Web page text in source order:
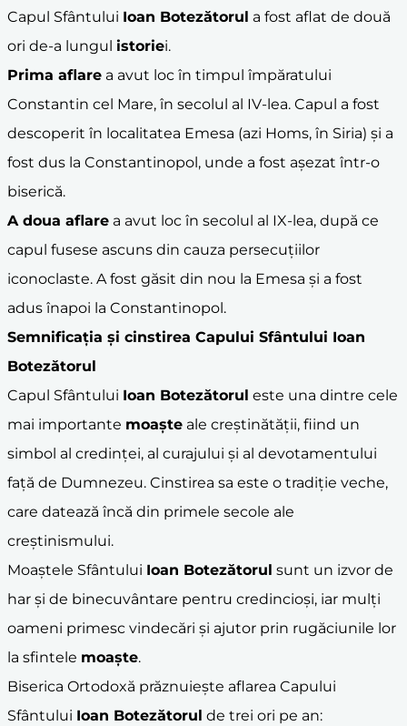
Capul Sfântului Ioan Botezătorul a fost aflat de două
ori de-a lungul istoriei.
Prima aflare a avut loc în timpul împăratului
Constantin cel Mare, în secolul al IV-lea. Capul a fost
descoperit în localitatea Emesa (azi Homs, în Siria) și a
fost dus la Constantinopol, unde a fost așezat într-o
biserică.
A doua aflare a avut loc în secolul al IX-lea, după ce
capul fusese ascuns din cauza persecuțiilor
iconoclaste. A fost găsit din nou la Emesa și a fost
adus înapoi la Constantinopol.
Semnificația și cinstirea Capului Sfântului Ioan
Botezătorul
Capul Sfântului Ioan Botezătorul este una dintre cele
mai importante moaște ale creștinătății, fiind un
simbol al credinței, al curajului și al devotamentului
față de Dumnezeu. Cinstirea sa este o tradiție veche,
care datează încă din primele secole ale
creștinismului.
Moaștele Sfântului Ioan Botezătorul sunt un izvor de
har și de binecuvântare pentru credincioși, iar mulți
oameni primesc vindecări și ajutor prin rugăciunile lor
la sfintele moaște.
Biserica Ortodoxă prăznuiește aflarea Capului
Sfântului Ioan Botezătorul de trei ori pe an: